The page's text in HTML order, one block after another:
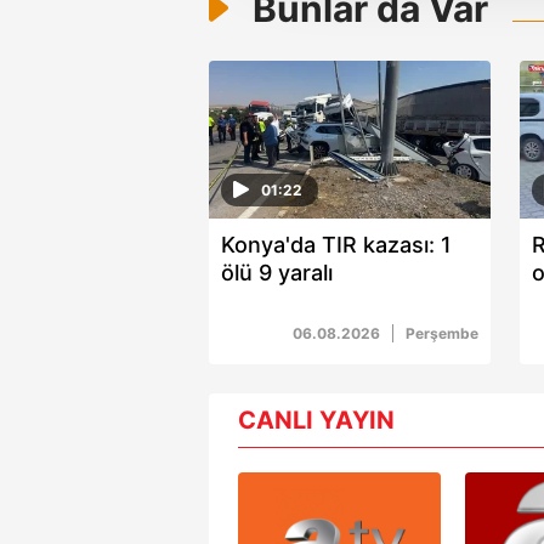
amacıyla kullanılmaktadır.
Çerezlere ilişkin tercihlerinizi
butonuna tıklayabilir,Çerez
6698 sayılı Kişisel Verilerin
mevzuata uygun olarak
01:22
Konya'da TIR kazası: 1
ölü 9 yaralı
06.08.2026 Perşembe
CANLI YAYIN